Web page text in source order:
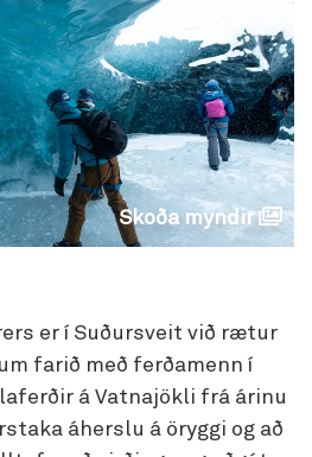
Skoða myndir
er í Suðursveit við rætur
farið með ferðamenn í
á Vatnajökli frá árinu
áherslu á öryggi og að